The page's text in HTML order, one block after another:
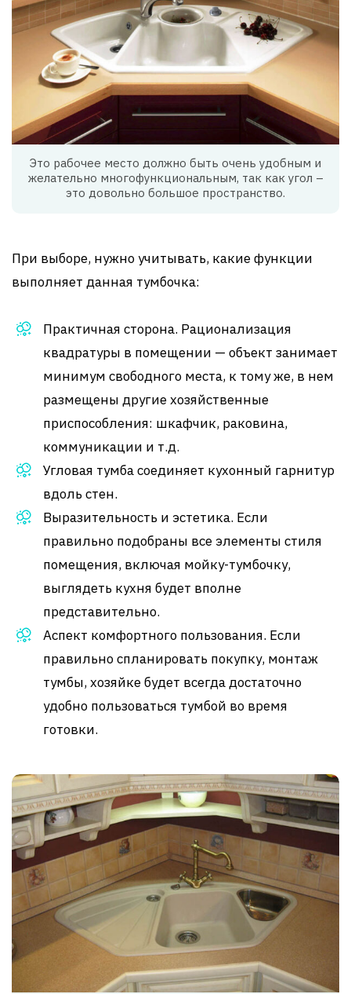
Это рабочее место должно быть очень удобным и
желательно многофункциональным, так как угол –
это довольно большое пространство.
При выборе, нужно учитывать, какие функции
выполняет данная тумбочка:
Практичная сторона. Рационализация
квадратуры в помещении — объект занимает
минимум свободного места, к тому же, в нем
размещены другие хозяйственные
приспособления: шкафчик, раковина,
коммуникации и т.д.
Угловая тумба соединяет кухонный гарнитур
вдоль стен.
Выразительность и эстетика. Если
правильно подобраны все элементы стиля
помещения, включая мойку-тумбочку,
выглядеть кухня будет вполне
представительно.
Аспект комфортного пользования. Если
правильно спланировать покупку, монтаж
тумбы, хозяйке будет всегда достаточно
удобно пользоваться тумбой во время
готовки.